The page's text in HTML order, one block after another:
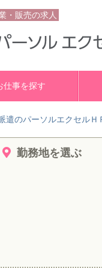
・販売の求人
仕事を探す
遣のパーソルエクセルＨ
勤務地を選ぶ